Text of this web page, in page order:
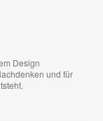
Design
und für